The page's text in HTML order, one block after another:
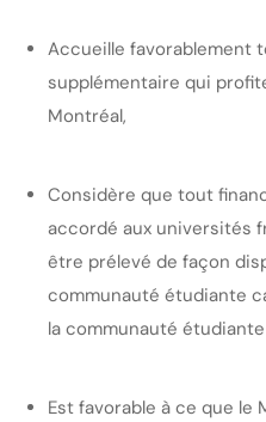
Accueille favorablement
supplémentaire qui
Montréal,
Considère que tout
accordé aux universités
être prélevé de façon
communauté étudiante
la communauté
Est favorable à ce que le